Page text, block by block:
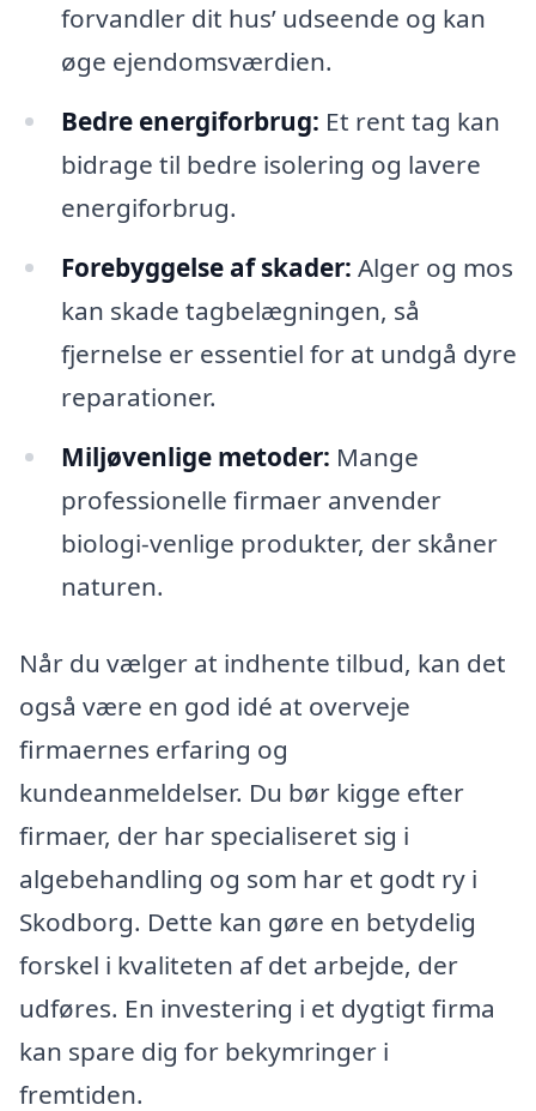
forvandler dit hus’ udseende og kan
øge ejendomsværdien.
Bedre energiforbrug: Et rent tag kan
bidrage til bedre isolering og lavere
energiforbrug.
Forebyggelse af skader: Alger og mos
kan skade tagbelægningen, så
fjernelse er essentiel for at undgå dyre
reparationer.
Miljøvenlige metoder: Mange
professionelle firmaer anvender
biologi-venlige produkter, der skåner
naturen.
Når du vælger at indhente tilbud, kan det
også være en god idé at overveje
firmaernes erfaring og
kundeanmeldelser. Du bør kigge efter
firmaer, der har specialiseret sig i
algebehandling og som har et godt ry i
Skodborg. Dette kan gøre en betydelig
forskel i kvaliteten af det arbejde, der
udføres. En investering i et dygtigt firma
kan spare dig for bekymringer i
fremtiden.